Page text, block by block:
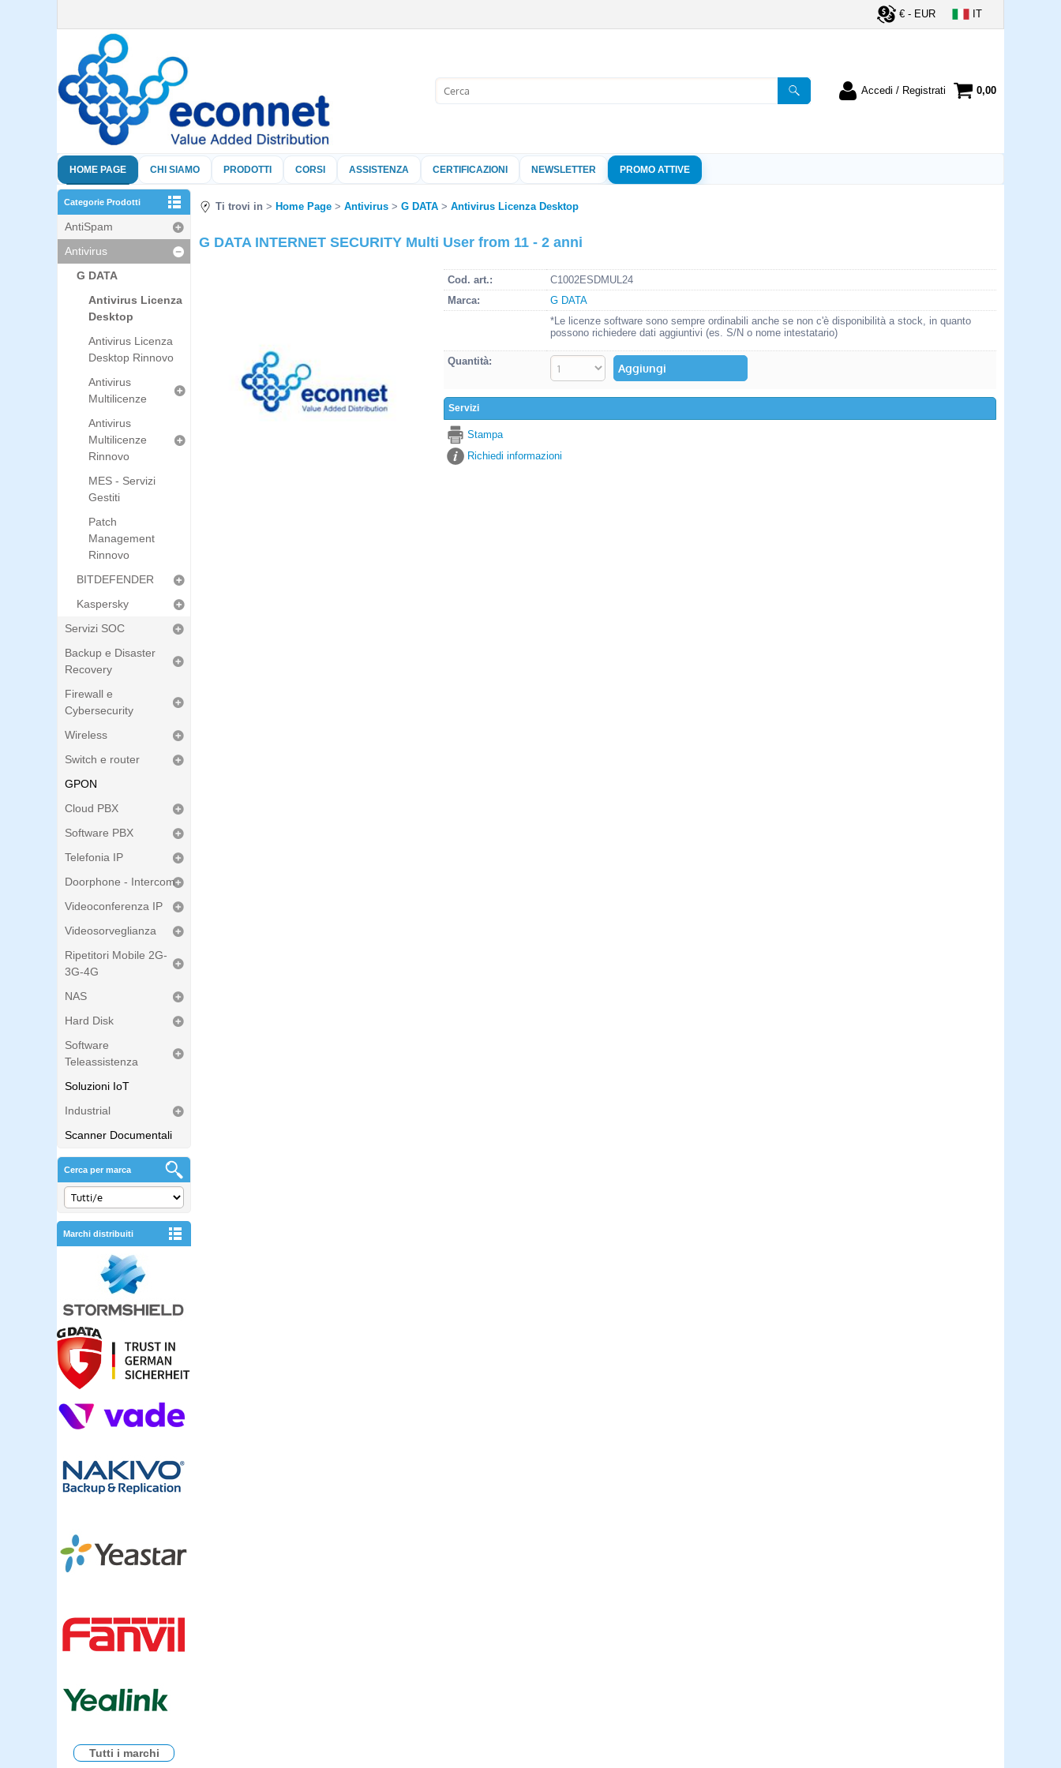
€ - EUR IT
Accedi / Registrati
nome utente e la password e poi
clicca sul pulsante "Accedi"
Hai perso la password?
0,00
HOME PAGE CHI SIAMO PRODOTTI CORSI ASSISTENZA CERTIFICAZIONI NEWSLETTER PROMO ATTIVE
Categorie Prodotti
AntiSpam
Antivirus
G DATA
Antivirus Licenza
Desktop
Antivirus Licenza
Desktop Rinnovo
Antivirus
Multilicenze
Antivirus
Multilicenze
Rinnovo
MES - Servizi
Gestiti
Patch
Management
Rinnovo
BITDEFENDER
Kaspersky
Servizi SOC
Backup e Disaster
Recovery
Firewall e
Cybersecurity
Wireless
Switch e router
GPON
Cloud PBX
Software PBX
Telefonia IP
Doorphone - Intercom
Videoconferenza IP
Videosorveglianza
Ripetitori Mobile 2G-
3G-4G
NAS
Hard Disk
Software
Teleassistenza
Soluzioni IoT
Industrial
Scanner Documentali
Cerca per marca
Marchi distribuiti
Tutti i marchi
Ti trovi in Home Page Antivirus G DATA Antivirus Licenza Desktop
G DATA INTERNET SECURITY Multi User from 11 - 2 anni
Cod. art.:
C1002ESDMUL24
Marca:
G DATA
*Le licenze software sono sempre ordinabili anche se non c'è disponibilità a stock, in quanto
possono richiedere dati aggiuntivi (es. S/N o nome intestatario)
Quantità:
Servizi
Stampa
Richiedi informazioni